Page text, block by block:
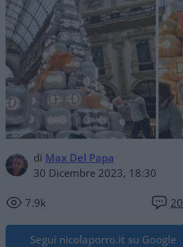
di Max Del Papa
30 Dicembre 2023, 18:30
7.9k 20
Segui nicolaporro.it su Google